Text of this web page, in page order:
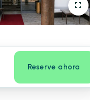
Reserve ahora